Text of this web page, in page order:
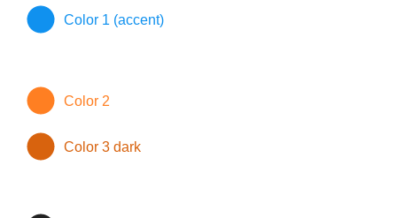
Color 1 (accent)
Color 2
Color 3 dark